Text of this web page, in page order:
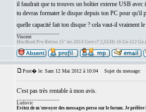
il faudrait que tu trouves un boîtier externe USB avec
tu devras formater le disque depuis ton PC pour qu'il
quelle capacité fait ton disque ? cela vaut-il vraiment
Vincent
MacBook Pro Retina 15" mi-2014 Core i7 2,5GHz 16 Go 512 Go
Post� le: Sam 12 Mai 2012 à 10:04 Sujet du message:
C'est pas très rentable à mon avis.
Ludovic
Evitez de m'envoyer des messages perso sur le forum. Je préfère